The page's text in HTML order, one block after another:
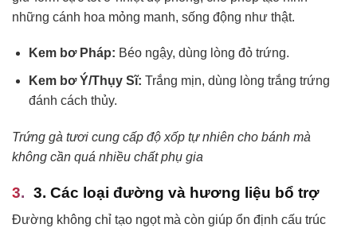
những cánh hoa mỏng manh, sống động như thật.
Kem bơ Pháp: Béo ngậy, dùng lòng đỏ trứng.
Kem bơ Ý/Thụy Sĩ: Trắng mịn, dùng lòng trắng trứng
đánh cách thủy.
Trứng gà tươi cung cấp độ xốp tự nhiên cho bánh mà
không cần quá nhiều chất phụ gia
3. Các loại đường và hương liệu bổ trợ
Đường không chỉ tạo ngọt mà còn giúp ổn định cấu trúc